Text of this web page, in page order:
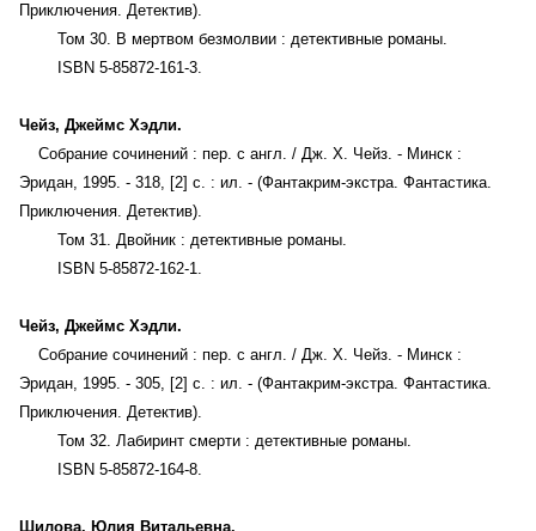
Приключения. Детектив).
Том 30. В мертвом безмолвии : детективные романы.
ISBN 5-85872-161-3.
Чейз, Джеймс Хэдли.
Собрание сочинений : пер. с англ. / Дж. Х. Чейз. - Минск :
Эридан, 1995. - 318, [2] с. : ил. - (Фантакрим-экстра. Фантастика.
Приключения. Детектив).
Том 31. Двойник : детективные романы.
ISBN 5-85872-162-1.
Чейз, Джеймс Хэдли.
Собрание сочинений : пер. с англ. / Дж. Х. Чейз. - Минск :
Эридан, 1995. - 305, [2] с. : ил. - (Фантакрим-экстра. Фантастика.
Приключения. Детектив).
Том 32. Лабиринт смерти : детективные романы.
ISBN 5-85872-164-8.
Шилова, Юлия Витальевна.